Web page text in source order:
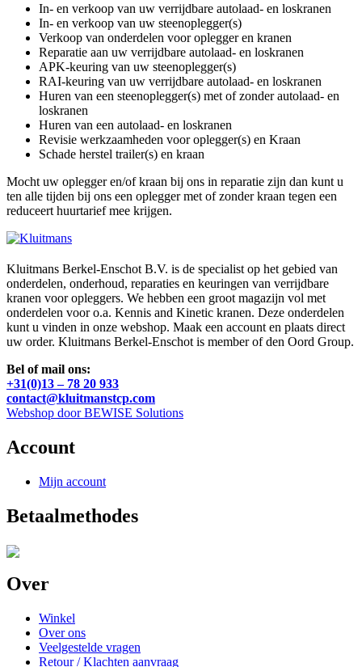
In- en verkoop van uw verrijdbare autolaad- en loskranen
In- en verkoop van uw steenoplegger(s)
Verkoop van onderdelen voor oplegger en kranen
Reparatie aan uw verrijdbare autolaad- en loskranen
APK-keuring van uw steenoplegger(s)
RAI-keuring van uw verrijdbare autolaad- en loskranen
Huren van een steenoplegger(s) met of zonder autolaad- en
loskranen
Huren van een autolaad- en loskranen
Revisie werkzaamheden voor oplegger(s) en Kraan
Schade herstel trailer(s) en kraan
Mocht uw oplegger en/of kraan bij ons in reparatie zijn dan kunt u
ten alle tijden bij ons een oplegger met of zonder kraan tegen een
reduceert huurtarief mee krijgen.
Kluitmans Berkel-Enschot B.V. is de specialist op het gebied van
onderdelen, onderhoud, reparaties en keuringen van verrijdbare
kranen voor opleggers. We hebben een groot magazijn vol met
onderdelen voor o.a. Kennis and Kinetic kranen. Deze onderdelen
kunt u vinden in onze webshop. Maak een account en plaats direct
uw order. Kluitmans Berkel-Enschot is member of den Oord Group.
Bel of mail ons:
+31(0)13 – 78 20 933
contact@kluitmanstcp.com
Webshop door BEWISE Solutions
Account
Mijn account
Betaalmethodes
Over
Winkel
Over ons
Veelgestelde vragen
Retour / Klachten aanvraag